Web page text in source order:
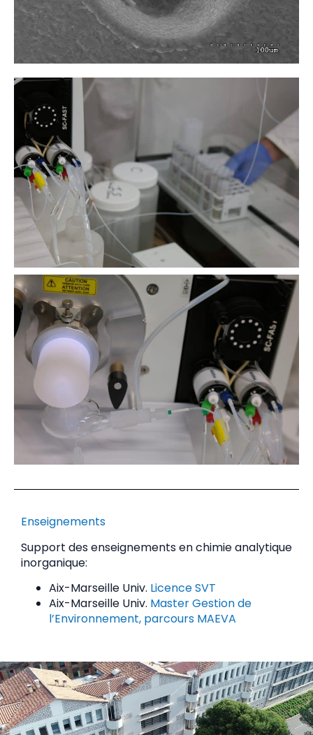
Enseignements
Support des enseignements en chimie analytique
inorganique:
Aix-Marseille Univ. Licence SVT
Aix-Marseille Univ. Master Gestion de
l’Environnement, parcours MAEVA